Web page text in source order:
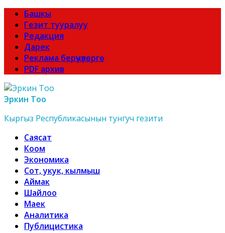
Башкы
Гезит тууралуу
Редакция
Дарек
Реклама берүүчүлөргө
PDF архив
Эркин Тоо
Кыргыз Республикасынын тунгуч гезити
Саясат
Коом
Экономика
Сот, укук, кылмыш
Аймак
Шайлоо
Маек
Аналитика
Публицистика